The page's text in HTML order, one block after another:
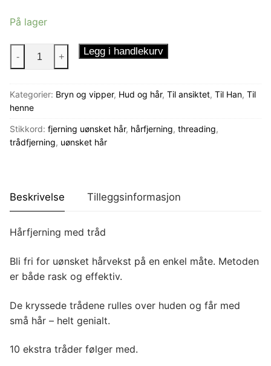
På lager
Hårfjerning
med
antall
- + Legg i handlekurv
Kategorier: Bryn og vipper, Hud og hår, Til ansiktet, Til Han, Til
henne
Stikkord: fjerning uønsket hår, hårfjerning, threading,
trådfjerning, uønsket hår
Beskrivelse Tilleggsinformasjon
Hårfjerning med tråd
Bli fri for uønsket hårvekst på en enkel måte. Metoden
er både rask og effektiv.
De kryssede trådene rulles over huden og får med
små hår – helt genialt.
10 ekstra tråder følger med.